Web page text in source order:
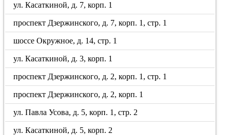
ул. Касаткиной, д. 7, корп. 1
проспект Дзержинского, д. 7, корп. 1, стр. 1
шоссе Окружное, д. 14, стр. 1
ул. Касаткиной, д. 3, корп. 1
проспект Дзержинского, д. 2, корп. 1, стр. 1
проспект Дзержинского, д. 2, корп. 1
ул. Павла Усова, д. 5, корп. 1, стр. 2
ул. Касаткиной, д. 5, корп. 2